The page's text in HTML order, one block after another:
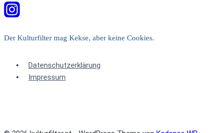
Der Kulturfilter mag Kekse, aber keine Cookies.
Datenschutzerklärung
Impressum